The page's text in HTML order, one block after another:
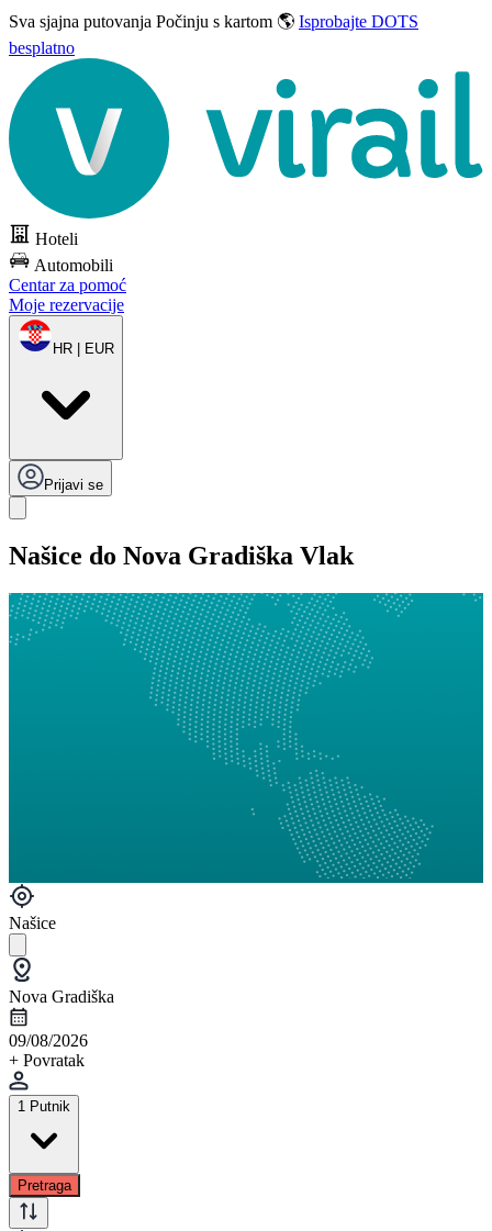
Sva sjajna putovanja Počinju s kartom 🌎 Isprobajte DOTS
besplatno
Hoteli
Automobili
Centar za pomoć
Moje rezervacije
HR | EUR
Prijavi se
Našice do Nova Gradiška Vlak
Našice
Nova Gradiška
09/08/2026
+ Povratak
1 Putnik
Pretraga